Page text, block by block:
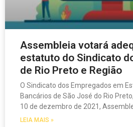
Assembleia votará
estatuto do Sindicato
de Rio Preto e Região
O Sindicato dos Empregados em
Bancários de São José do Rio
10 de dezembro de 2021,
LEIA MAIS »